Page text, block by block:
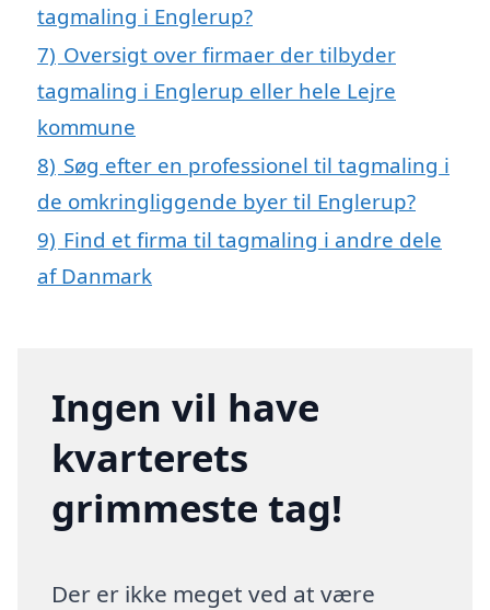
tagmaling i Englerup?
7) Oversigt over firmaer der tilbyder
tagmaling i Englerup eller hele Lejre
kommune
8) Søg efter en professionel til tagmaling i
de omkringliggende byer til Englerup?
9) Find et firma til tagmaling i andre dele
af Danmark
Ingen vil have
kvarterets
grimmeste tag!
Der er ikke meget ved at være